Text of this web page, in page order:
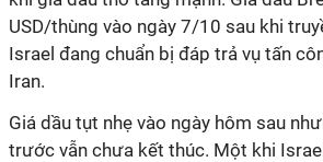
USD/thùng vào ngày 7/10 sau khi
Israel đang chuẩn bị đáp trả vụ tấn
Iran.
Giá dầu tụt nhẹ vào ngày hôm sau
trước vẫn chưa kết thúc. Một khi